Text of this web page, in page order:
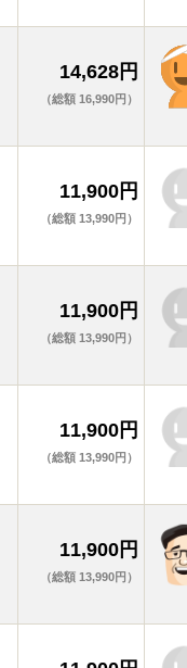
14,628円
（総額 16,990円）
11,900円
（総額 13,990円）
11,900円
（総額 13,990円）
11,900円
（総額 13,990円）
11,900円
（総額 13,990円）